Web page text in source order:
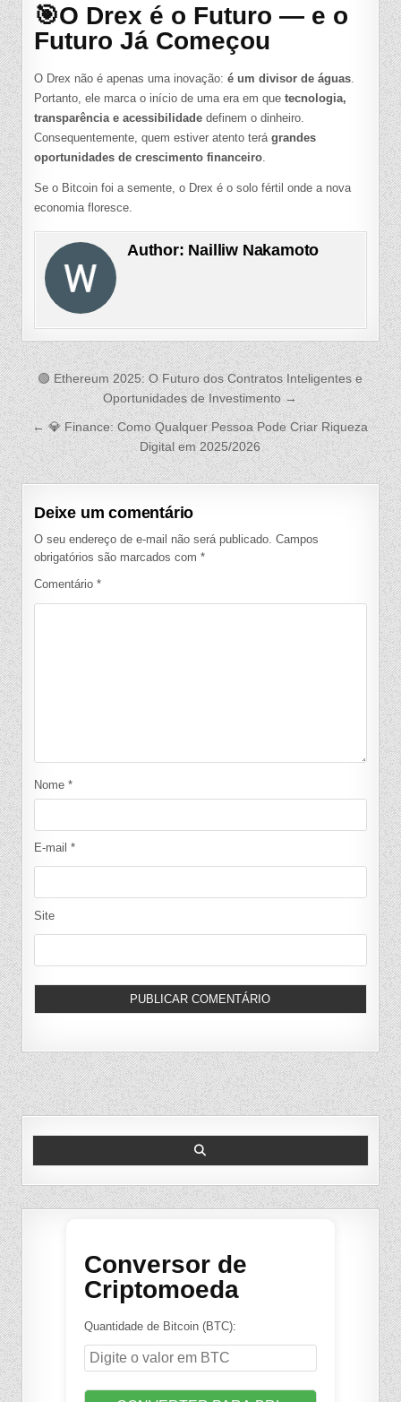
🎯O Drex é o Futuro — e o
Futuro Já Começou
O Drex não é apenas uma inovação:é um divisor de águas
Portanto, ele marca o início de uma era em quetecnologia,
transparência e acessibilidade definem o dinheiro.
Consequentemente, quem estiver atento terágrandes
oportunidades de crescimento financeiro
Se o Bitcoin foi a semente, o Drex é o solo fértil onde a nova
economia floresce.
Author: Nailliw Nakamoto
Navegação
de
Post
🟢 Ethereum 2025: O Futuro dos Contratos Inteligentes e
Oportunidades de Investimento →
← 💎 Finance: Como Qualquer Pessoa Pode Criar Riqueza
Digital em 2025/2026
Deixe um comentário
O seu endereço de e-mail não será publicado. Campos
obrigatórios são marcados com*
Comentário*
Nome*
E-mail*
Site
Search
Conversor de
Criptomoeda
Quantidade de Bitcoin (BTC):